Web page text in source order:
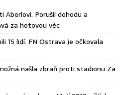
Porušil dohodu a
za hotovou věc
15 lidí. FN Ostrava je očkovala
našla zbraň proti stadionu Za